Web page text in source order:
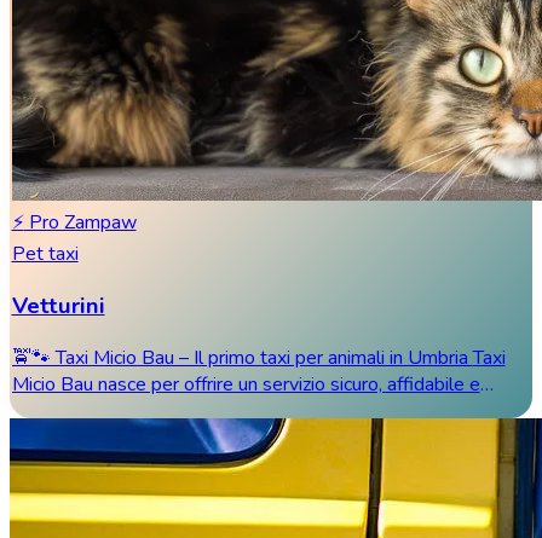
⚡Pro Zampaw
Pet taxi
Vetturini
🚖🐾 Taxi Micio Bau – Il primo taxi per animali in Umbria Taxi
Micio Bau nasce per offrire un servizio sicuro, affidabile e
certificato a tutti i pro...